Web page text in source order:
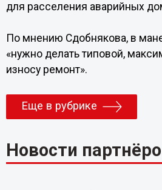
для расселения аварийных
По мнению Сдобнякова, в
«нужно делать типовой,
износу ремонт».
Еще в рубрике
Новости